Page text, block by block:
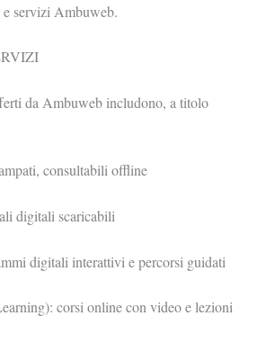
servizi Ambuweb.
da Ambuweb includono, a titolo
consultabili offline
digitali scaricabili
digitali interattivi e percorsi guidati
corsi online con video e lezioni